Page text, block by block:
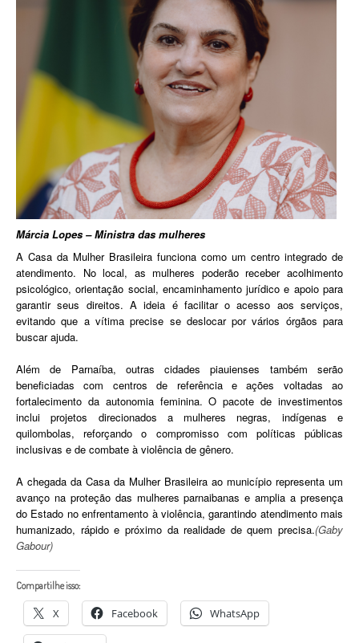
Márcia Lopes – Ministra das mulheres
A Casa da Mulher Brasileira funciona como um centro integrado de
atendimento. No local, as mulheres poderão receber acolhimento
psicológico, orientação social, encaminhamento jurídico e apoio para
garantir seus direitos. A ideia é facilitar o acesso aos serviços,
evitando que a vítima precise se deslocar por vários órgãos para
buscar ajuda.
Além de Parnaíba, outras cidades piauienses também serão
beneficiadas com centros de referência e ações voltadas ao
fortalecimento da autonomia feminina. O pacote de investimentos
inclui projetos direcionados a mulheres negras, indígenas e
quilombolas, reforçando o compromisso com políticas públicas
inclusivas e de combate à violência de gênero.
A chegada da Casa da Mulher Brasileira ao município representa um
avanço na proteção das mulheres parnaibanas e amplia a presença
do Estado no enfrentamento à violência, garantindo atendimento mais
humanizado, rápido e próximo da realidade de quem precisa.(Gaby
Gabour)
Compartilhe isso:
X Facebook WhatsApp